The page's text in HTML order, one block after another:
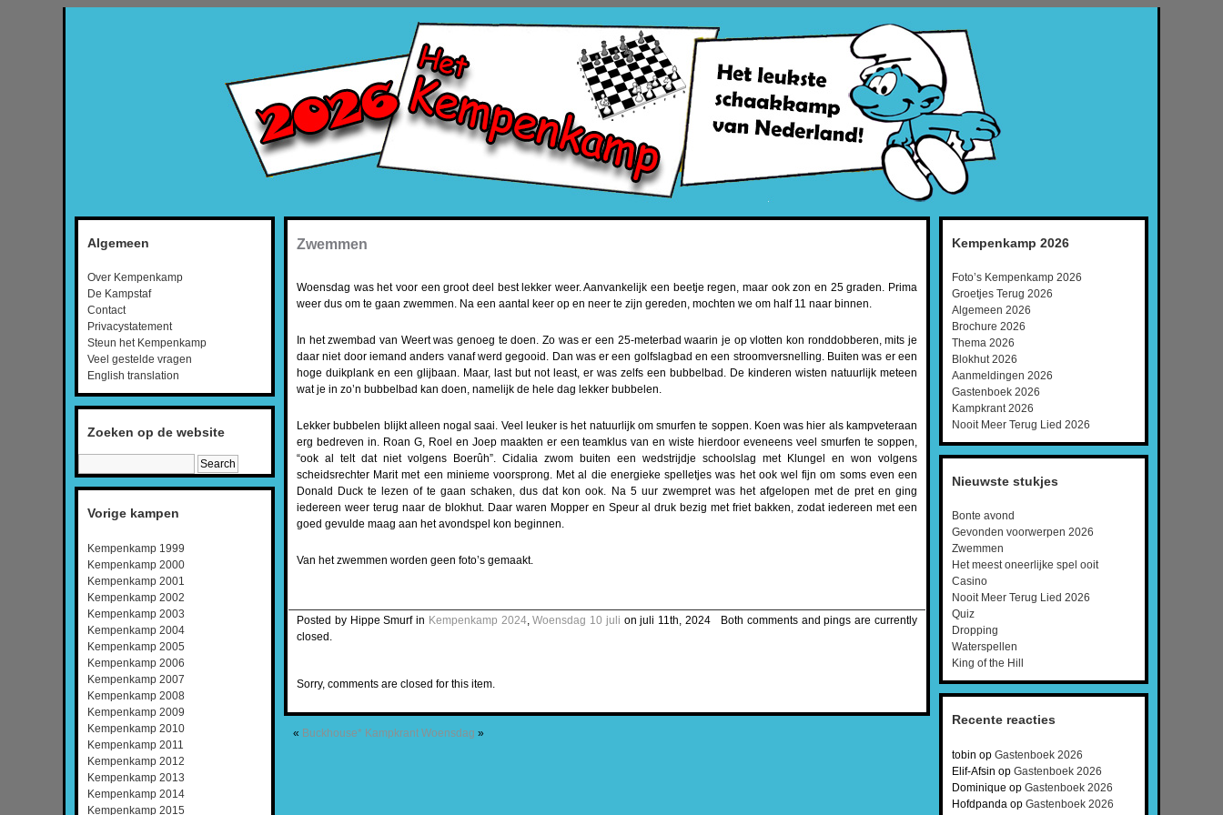
Algemeen
Over Kempenkamp
De Kampstaf
Contact
Privacystatement
Steun het Kempenkamp
Veel gestelde vragen
English translation
Zoeken op de website
Vorige kampen
Kempenkamp 1999
Kempenkamp 2000
Kempenkamp 2001
Kempenkamp 2002
Kempenkamp 2003
Kempenkamp 2004
Kempenkamp 2005
Kempenkamp 2006
Kempenkamp 2007
Kempenkamp 2008
Kempenkamp 2009
Kempenkamp 2010
Kempenkamp 2011
Kempenkamp 2012
Kempenkamp 2013
Kempenkamp 2014
Kempenkamp 2015
Zwemmen
Woensdag was het voor een groot deel best lekker weer. Aanvankelijk een beetje regen, maar ook zon en 25 graden. Prima
weer dus om te gaan zwemmen. Na een aantal keer op en neer te zijn gereden, mochten we om half 11 naar binnen.
In het zwembad van Weert was genoeg te doen. Zo was er een 25-meterbad waarin je op vlotten kon ronddobberen, mits je
daar niet door iemand anders vanaf werd gegooid. Dan was er een golfslagbad en een stroomversnelling. Buiten was er een
hoge duikplank en een glijbaan. Maar, last but not least, er was zelfs een bubbelbad. De kinderen wisten natuurlijk meteen
wat je in zo’n bubbelbad kan doen, namelijk de hele dag lekker bubbelen.
Lekker bubbelen blijkt alleen nogal saai. Veel leuker is het natuurlijk om smurfen te soppen. Koen was hier als kampveteraan
erg bedreven in. Roan G, Roel en Joep maakten er een teamklus van en wiste hierdoor eveneens veel smurfen te soppen,
“ook al telt dat niet volgens Boerûh”. Cidalia zwom buiten een wedstrijdje schoolslag met Klungel en won volgens
scheidsrechter Marit met een minieme voorsprong. Met al die energieke spelletjes was het ook wel fijn om soms even een
Donald Duck te lezen of te gaan schaken, dus dat kon ook. Na 5 uur zwempret was het afgelopen met de pret en ging
iedereen weer terug naar de blokhut. Daar waren Mopper en Speur al druk bezig met friet bakken, zodat iedereen met een
goed gevulde maag aan het avondspel kon beginnen.
Van het zwemmen worden geen foto’s gemaakt.
Posted by Hippe Smurf in Kempenkamp 2024,Woensdag 10 juli on juli 11th, 2024 ‌ Both comments and pings are currently
closed.
Sorry, comments are closed for this item.
« Buckhouse* Kampkrant Woensdag »
Kempenkamp 2026
Foto’s Kempenkamp 2026
Groetjes Terug 2026
Algemeen 2026
Brochure 2026
Thema 2026
Blokhut 2026
Aanmeldingen 2026
Gastenboek 2026
Kampkrant 2026
Nooit Meer Terug Lied 2026
Nieuwste stukjes
Bonte avond
Gevonden voorwerpen 2026
Zwemmen
Het meest oneerlijke spel ooit
Casino
Nooit Meer Terug Lied 2026
Quiz
Dropping
Waterspellen
King of the Hill
Recente reacties
tobin op Gastenboek 2026
Elif-Afsin op Gastenboek 2026
Dominique op Gastenboek 2026
Hofdpanda op Gastenboek 2026